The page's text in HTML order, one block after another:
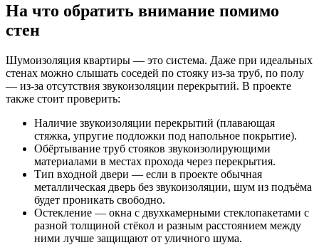
На что обратить внимание помимо
стен
Шумоизоляция квартиры — это система. Даже при идеальных
стенах можно слышать соседей по стояку из-за труб, по полу
— из-за отсутствия звукоизоляции перекрытий. В проекте
также стоит проверить:
Наличие звукоизоляции перекрытий (плавающая
стяжка, упругие подложки под напольное покрытие).
Обёртывание труб стояков звукоизолирующими
материалами в местах прохода через перекрытия.
Тип входной двери — если в проекте обычная
металлическая дверь без звукоизоляции, шум из подъёма
будет проникать свободно.
Остекление — окна с двухкамерными стеклопакетами с
разной толщиной стёкол и разным расстоянием между
ними лучше защищают от уличного шума.